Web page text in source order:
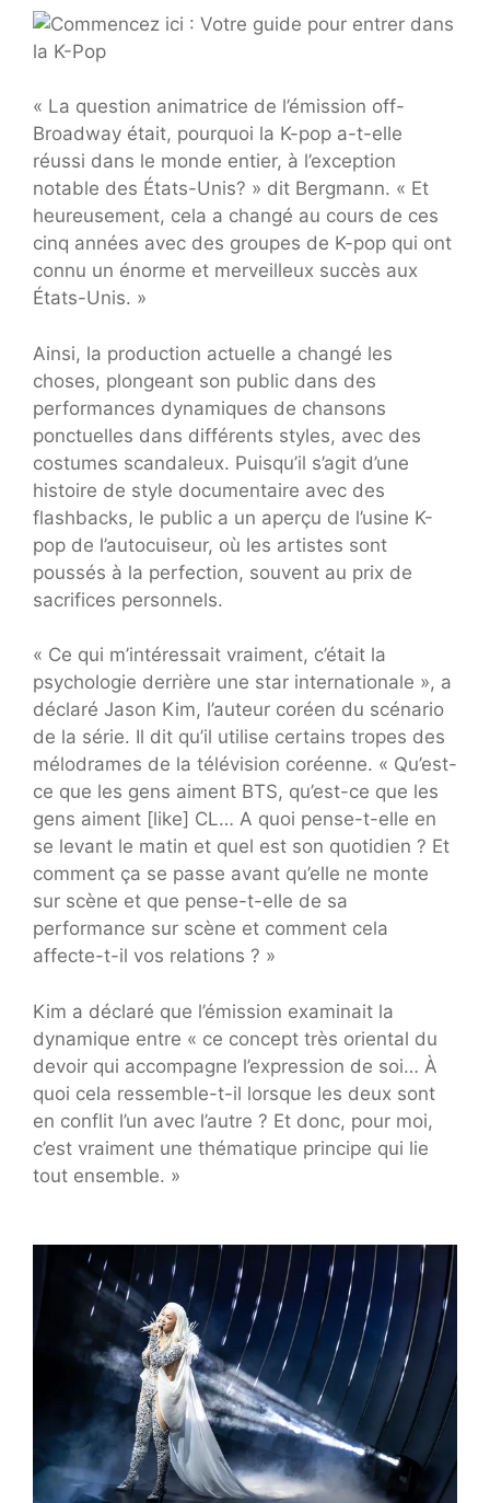
« La question animatrice de l’émission off-
Broadway était, pourquoi la K-pop a-t-elle
réussi dans le monde entier, à l’exception
notable des États-Unis? » dit Bergmann. « Et
heureusement, cela a changé au cours de ces
cinq années avec des groupes de K-pop qui ont
connu un énorme et merveilleux succès aux
États-Unis. »
Ainsi, la production actuelle a changé les
choses, plongeant son public dans des
performances dynamiques de chansons
ponctuelles dans différents styles, avec des
costumes scandaleux. Puisqu’il s’agit d’une
histoire de style documentaire avec des
flashbacks, le public a un aperçu de l’usine K-
pop de l’autocuiseur, où les artistes sont
poussés à la perfection, souvent au prix de
sacrifices personnels.
« Ce qui m’intéressait vraiment, c’était la
psychologie derrière une star internationale », a
déclaré Jason Kim, l’auteur coréen du scénario
de la série. Il dit qu’il utilise certains tropes des
mélodrames de la télévision coréenne. « Qu’est-
ce que les gens aiment BTS, qu’est-ce que les
gens aiment [like] CL… A quoi pense-t-elle en
se levant le matin et quel est son quotidien ? Et
comment ça se passe avant qu’elle ne monte
sur scène et que pense-t-elle de sa
performance sur scène et comment cela
affecte-t-il vos relations ? »
Kim a déclaré que l’émission examinait la
dynamique entre « ce concept très oriental du
devoir qui accompagne l’expression de soi… À
quoi cela ressemble-t-il lorsque les deux sont
en conflit l’un avec l’autre ? Et donc, pour moi,
c’est vraiment une thématique principe qui lie
tout ensemble. »